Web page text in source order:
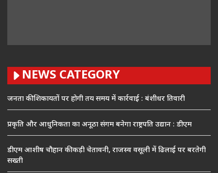
NEWS CATEGORY
जनता की शिकायतों पर होगी तय समय में कार्रवाई : बंशीधर तिवारी
प्रकृति और आधुनिकता का अनूठा संगम बनेगा राष्ट्रपति उद्यान : डीएम
डीएम आशीष चौहान की कड़ी चेतावनी, राजस्व वसूली में ढिलाई पर बरतेगी
सख्ती